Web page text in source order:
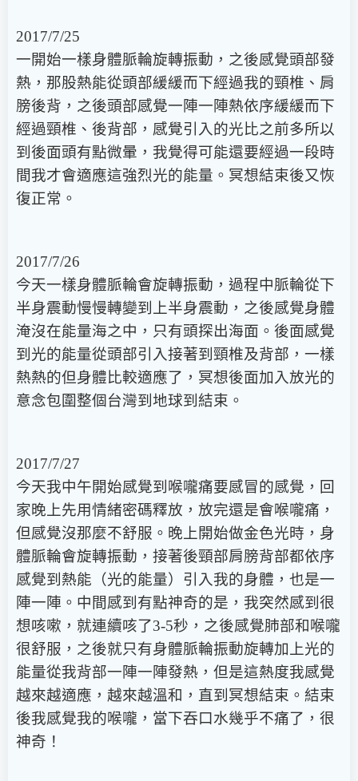
2017/7/25
一開始一樣身體脈輪旋轉振動，之後感覺頭部發
熱，那股熱能從頭部緩緩而下經過我的頸椎、肩
膀後背，之後頭部感覺一陣一陣熱依序緩緩而下
經過頸椎、後背部，感覺引入的光比之前多所以
到後面頭有點微暈，我覺得可能還要經過一段時
間我才會適應這強烈光的能量。冥想結束後又恢
復正常。
2017/7/26
今天一樣身體脈輪會旋轉振動，過程中脈輪從下
半身震動慢慢轉變到上半身震動，之後感覺身體
淹沒在能量海之中，只有頭探出海面。後面感覺
到光的能量從頭部引入接著到頸椎及背部，一樣
熱熱的但身體比較適應了，冥想後面加入放光的
意念包圍整個台灣到地球到結束。
2017/7/27
今天我中午開始感覺到喉嚨痛要感冒的感覺，回
家晚上先用情緒密碼釋放，放完還是會喉嚨痛，
但感覺沒那麼不舒服。晚上開始做金色光時，身
體脈輪會旋轉振動，接著後頸部肩膀背部都依序
感覺到熱能（光的能量）引入我的身體，也是一
陣一陣。中間感到有點神奇的是，我突然感到很
想咳嗽，就連續咳了3-5秒，之後感覺肺部和喉嚨
很舒服，之後就只有身體脈輪振動旋轉加上光的
能量從我背部一陣一陣發熱，但是這熱度我感覺
越來越適應，越來越溫和，直到冥想結束。結束
後我感覺我的喉嚨，當下吞口水幾乎不痛了，很
神奇！